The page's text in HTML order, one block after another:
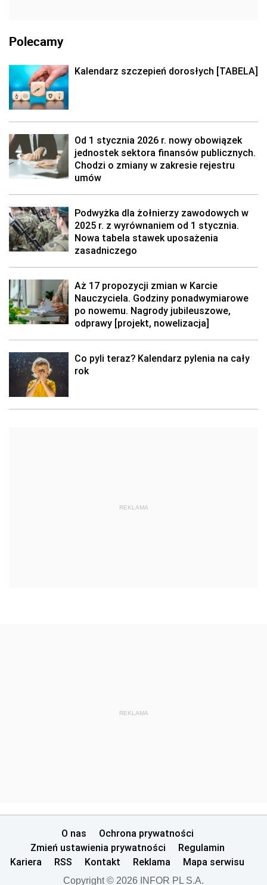
Polecamy
Kalendarz szczepień dorosłych [TABELA]
Od 1 stycznia 2026 r. nowy obowiązek
jednostek sektora finansów publicznych.
Chodzi o zmiany w zakresie rejestru
umów
Podwyżka dla żołnierzy zawodowych w
2025 r. z wyrównaniem od 1 stycznia.
Nowa tabela stawek uposażenia
zasadniczego
Aż 17 propozycji zmian w Karcie
Nauczyciela. Godziny ponadwymiarowe
po nowemu. Nagrody jubileuszowe,
odprawy [projekt, nowelizacja]
Co pyli teraz? Kalendarz pylenia na cały
rok
REKLAMA
REKLAMA
O nas
Ochrona prywatności
Zmień ustawienia prywatności
Regulamin
Kariera
RSS Kontakt Reklama Mapa serwisu
Copyright © 2026 INFOR PL S.A.